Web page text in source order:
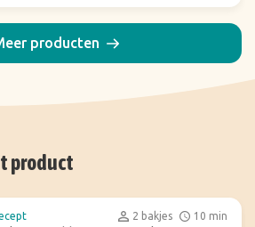
producten
product
2 bakjes 10 min